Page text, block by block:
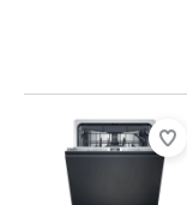
Beoordeling is 9,4 van